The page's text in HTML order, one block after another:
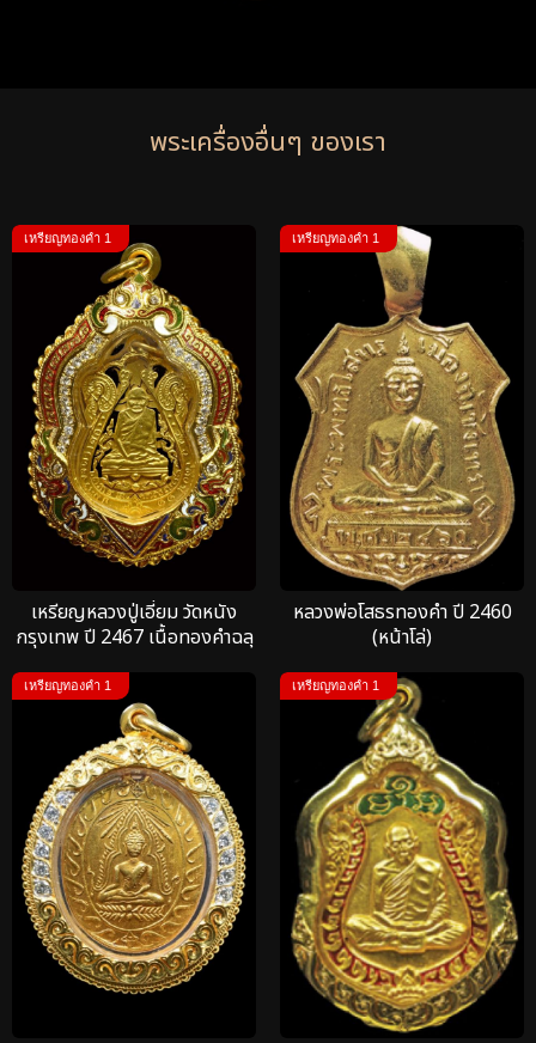
พระเครื่องอื่นๆ ของเรา
เหรียญทองคำ 1
เหรียญหลวงปู่เอี่ยม วัดหนัง
กรุงเทพ ปี 2467 เนื้อทองคำฉลุ
เหรียญทองคำ 1
หลวงพ่อโสธรทองคำ ปี 2460
(หน้าโล่)
เหรียญทองคำ 1 เหรียญทองคำ 1